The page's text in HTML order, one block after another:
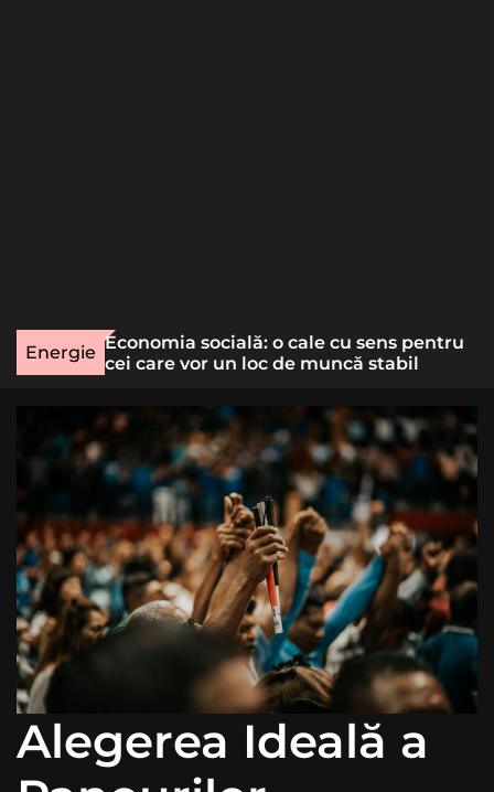
Energie
rară
Economia socială: o cale cu sens pentru
cei care vor un loc de muncă stabil
Alegerea Ideală a